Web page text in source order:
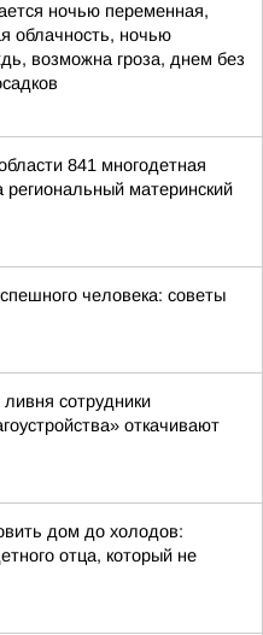
ночью переменная,
облачность, ночью
возможна гроза, днем без
841 многодетная
региональный материнский
человека: советы
сотрудники
откачивают
дом до холодов:
отца, который не